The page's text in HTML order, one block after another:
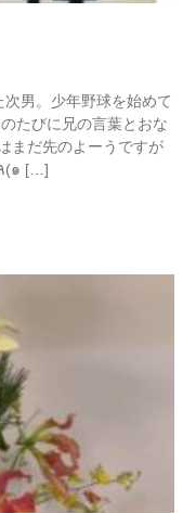
男。少年野球を始めて
たびに兄の言葉とおな
まだ先のよーうですが
楽しみに待っておこうとおもいます٩(๑ […]